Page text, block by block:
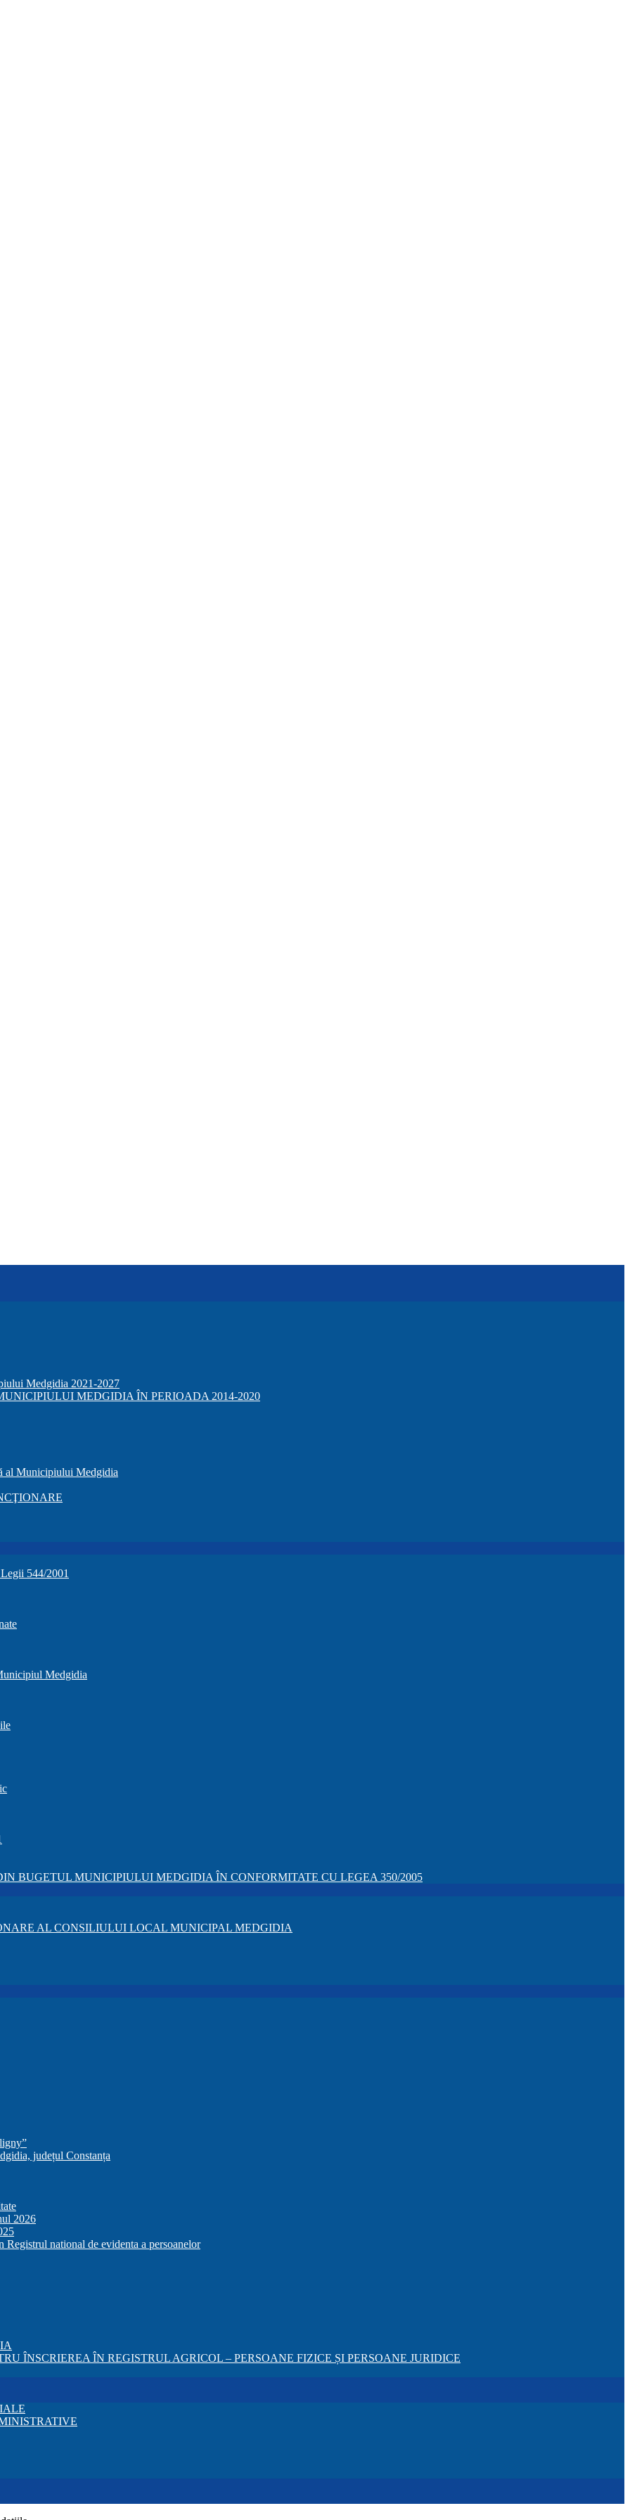
Medgidia 2021-2027
MEDGIDIA ÎN PERIOADA 2014-2020
al Municipiului Medgidia
544/2001
Medgidia
BUGETUL MUNICIPIULUI MEDGIDIA ÎN CONFORMITATE CU LEGEA 350/2005
AL CONSILIULUI LOCAL MUNICIPAL MEDGIDIA
județul Constanța
2026
national de evidenta a persoanelor
ÎNSCRIEREA ÎN REGISTRUL AGRICOL – PERSOANE FIZICE ȘI PERSOANE JURIDICE